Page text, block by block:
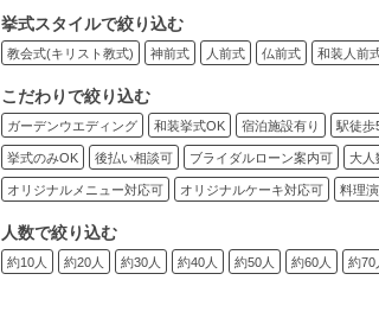
挙式スタイルで絞り込む
教会式(キリスト教式) 神前式 人前式 仏前式 和装人前
こだわりで絞り込む
ガーデンウエディング 和装挙式OK 宿泊施設有り 駅徒歩
挙式のみOK 後払い相談可 ブライダルローン案内可 大人
オリジナルメニュー対応可 オリジナルケーキ対応可 料理
人数で絞り込む
約10人 約20人 約30人 約40人 約50人 約60人 約70